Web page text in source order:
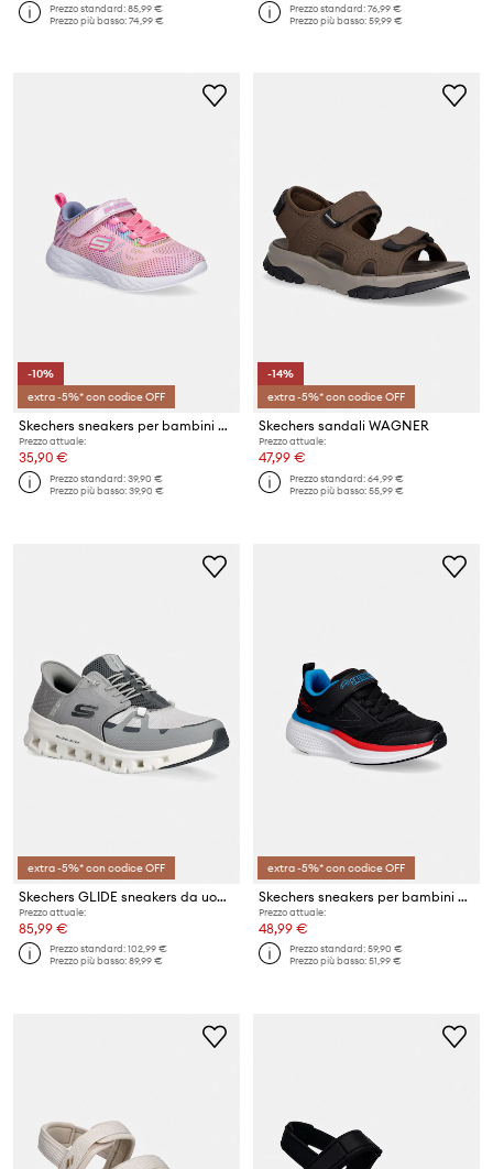
Prezzo standard:85,99 €
Prezzo più basso:74,99 €
Prezzo standard:76,99 €
Prezzo più basso:59,99 €
-10%
extra -5%* con codice OFF
Skechers sneakers per bambini GO RUN 600 - SHIMMER SPEEDER
Prezzo attuale:
35,90 €
Prezzo standard:39,90 €
Prezzo più basso:39,90 €
-14%
extra -5%* con codice OFF
Skechers sandali WAGNER
Prezzo attuale:
47,99 €
Prezzo standard:64,99 €
Prezzo più basso:55,99 €
extra -5%* con codice OFF
Skechers GLIDE sneakers da uomo
Prezzo attuale:
85,99 €
Prezzo standard:102,99 €
Prezzo più basso:89,99 €
extra -5%* con codice OFF
Skechers sneakers per bambini GO RUN ELEVATE 2.0
Prezzo attuale:
48,99 €
Prezzo standard:59,90 €
Prezzo più basso:51,99 €